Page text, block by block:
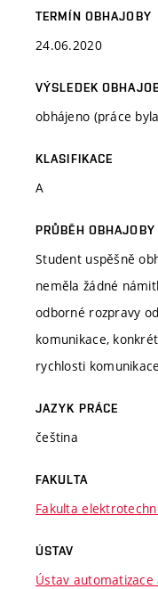
TERMÍN OBHAJOBY
24.06.2020
VÝSLEDEK
obhájeno (práce
KLASIFIKACE
A
PRŮBĚH OBHAJOBY
Student uspěšně
neměla žádné
odborné rozpravy
komunikace,
rychlosti
JAZYK PRÁCE
čeština
FAKULTA
Fakulta
ÚSTAV
Ústav